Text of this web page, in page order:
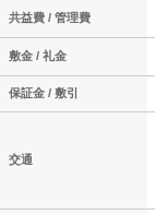
共益費 / 管理費
敷金 / 礼金
保証金 / 敷引
交通